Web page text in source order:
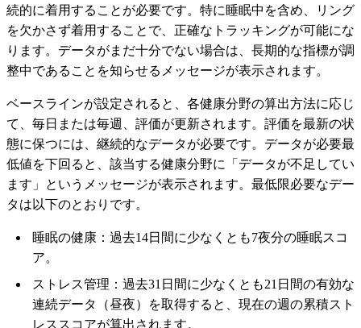
続的に着用することが必要です。特に睡眠中を含め、リング
を欠かさず着用することで、正確なトラッキングが可能にな
ります。データがまだ十分でない場合は、長期的な指標が調
整中であることを知らせるメッセージが表示されます。
ベースラインが設定されると、各健康分野の算出方法に応じ
て、毎日または毎週、評価が更新されます。評価を最新の状
態に保つには、継続的なデータが必要です。データが必要最
低値を下回ると、該当する健康分野に「データが不足してい
ます」というメッセージが表示されます。最低限必要なデー
タは以下のとおりです。
睡眠の健康：過去14日間に少なくとも7夜分の睡眠スコ
ア。
ストレス管理：過去31日間に少なくとも21日間の有効な
連続データ（昼夜）を取得すると、現在の週の累積スト
レススコアが算出されます。